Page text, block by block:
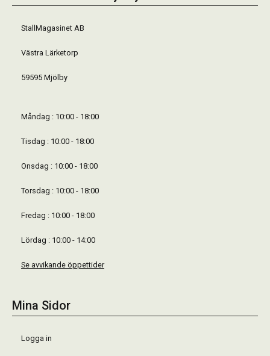
StallMagasinet AB
Västra Lärketorp
59595 Mjölby
Måndag : 10:00 - 18:00
Tisdag : 10:00 - 18:00
Onsdag : 10:00 - 18:00
Torsdag : 10:00 - 18:00
Fredag : 10:00 - 18:00
Lördag : 10:00 - 14:00
Se avvikande öppettider
Mina Sidor
Logga in